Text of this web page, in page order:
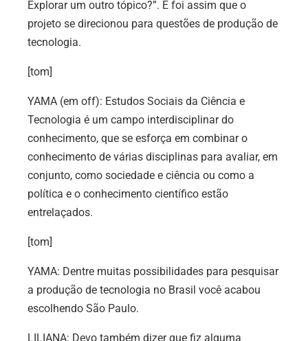
Explorar um outro tópico?”. E foi assim que o
projeto se direcionou para questões de produção de
tecnologia.
[tom]
YAMA (em off): Estudos Sociais da Ciência e
Tecnologia é um campo interdisciplinar do
conhecimento, que se esforça em combinar o
conhecimento de várias disciplinas para avaliar, em
conjunto, como sociedade e ciência ou como a
política e o conhecimento científico estão
entrelaçados.
[tom]
YAMA: Dentre muitas possibilidades para pesquisar
a produção de tecnologia no Brasil você acabou
escolhendo São Paulo.
LILIANA: Devo também dizer que fiz alguma